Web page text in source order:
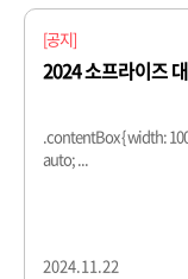
[공지]
2024 소프라이즈
.contentBox { width:
auto; ...
2024.11.22